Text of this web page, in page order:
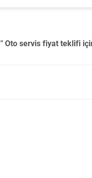
" Oto servis fiyat teklifi